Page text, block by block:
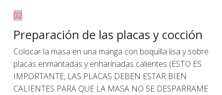
02
Preparación de las placas y cocción
Colocar la masa en una manga con boquilla lisa y sobre
placas enmantadas y enharinadas calientes (ESTO ES
IMPORTANTE, LAS PLACAS DEBEN ESTAR BIEN
CALIENTES PARA QUE LA MASA NO SE DESPARRAME